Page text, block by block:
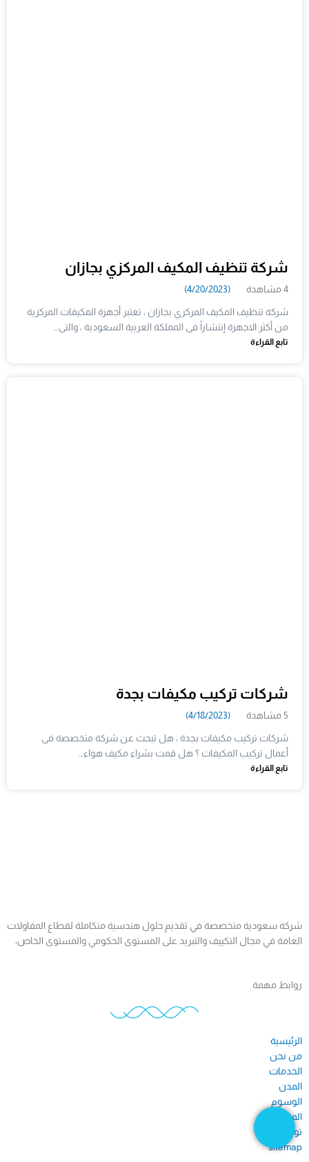
شركة تنظيف المكيف المركزي بجازان
4 مشاهدة (4/20/2023)
شركة تنظيف المكيف المركزي بجازان ، تعتبر أجهزة المكيفات المركزية
من أكثر الاجهزة إنتشاراً فى المملكة العربية السعودية ، والتى…
تابع القراءة
شركات تركيب مكيفات بجدة
5 مشاهدة (4/18/2023)
شركات تركيب مكيفات بجدة ، هل تبحث عن شركة متخصصة فى
أعمال تركيب المكيفات ؟ هل قمت بشراء مكيف هواء…
تابع القراءة
شركة سعودية متخصصة في تقديم حلول هندسية متكاملة لقطاع المقاولات
العامة في مجال التكييف والتبريد على المستوى الحكومي والمستوى الخاص،
روابط مهمة
الرئيسية
من نحن
الخدمات
المدن
الوسوم
المقالات
تواصل معنا
sitemap​